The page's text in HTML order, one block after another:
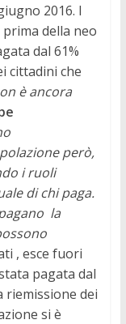
2016. I
prima della neo
dal 61%
cittadini che
è ancora
però,
i ruoli
di chi paga.
la
, esce fuori
pagata dal
riemissione dei
si è